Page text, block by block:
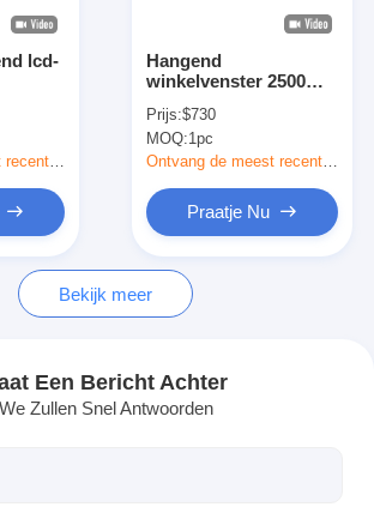
Digitale Signage
digitale signage bevinden zich
lcd-
Ontvang de meest recente Prijs
Hangend
winkelvenster 2500
venster scherm
Prijs:$730
MOQ:1pc
Ontvang de meest recente Prijs
Praatje Nu
Bekijk meer
Een Bericht Achter
We Zullen Snel Antwoorden